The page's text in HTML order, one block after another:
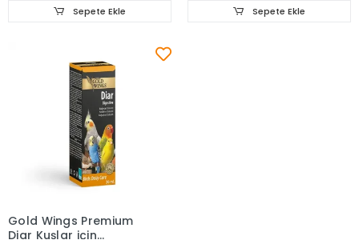
Sepete Ekle Sepete Ekle
Gold Wings Premium
Diar Kuşlar için